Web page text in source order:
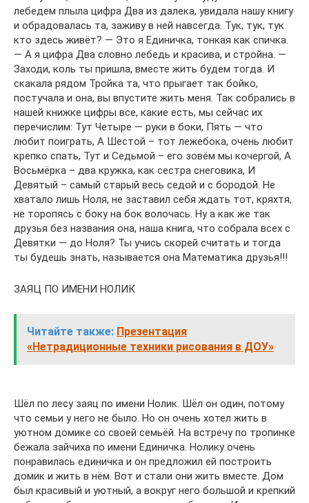
лебедем плыла цифра Два из далека, увидала нашу книгу
и обрадовалась та, заживу в ней навсегда. Тук, тук, тук
кто здесь живёт? — Это я Единичка, тонкая как спичка.
— А я цифра Два словно лебедь и красива, и стройна. —
Заходи, коль ты пришла, вместе жить будем тогда. И
скакала рядом Тройка та, что прыгает так бойко,
постучала и она, вы впустите жить меня. Так собрались в
нашей книжке цифры все, какие есть, мы сейчас их
перечислим: Тут Четыре — руки в боки, Пять — что
любит поиграть, А Шестой – тот лежебока, очень любит
крепко спать, Тут и Седьмой – его зовём мы кочергой, А
Восьмёрка – два кружка, как сестра снеговика, И
Девятый – самый старый весь седой и с бородой. Не
хватало лишь Ноля, не заставил себя ждать тот, кряхтя,
не торопясь с боку на бок волочась. Ну а как же так
друзья без названия она, наша книга, что собрала всех с
Девятки — до Ноля? Ты учись скорей считать и тогда
ты будешь знать, называется она Математика друзья!!!
ЗАЯЦ ПО ИМЕНИ НОЛИК
Читайте также: Презентация
«Нетрадиционные техники рисования в ДОУ»
Шёл по лесу заяц по имени Нолик. Шёл он один, потому
что семьи у него не было. Но он очень хотел жить в
уютном домике со своей семьёй. На встречу по тропинке
бежала зайчиха по имени Единичка. Нолику очень
понравилась единичка и он предложил ей построить
домик и жить в нём. Вот и стали они жить вместе. Дом
был красивый и уютный, а вокруг него большой и крепкий